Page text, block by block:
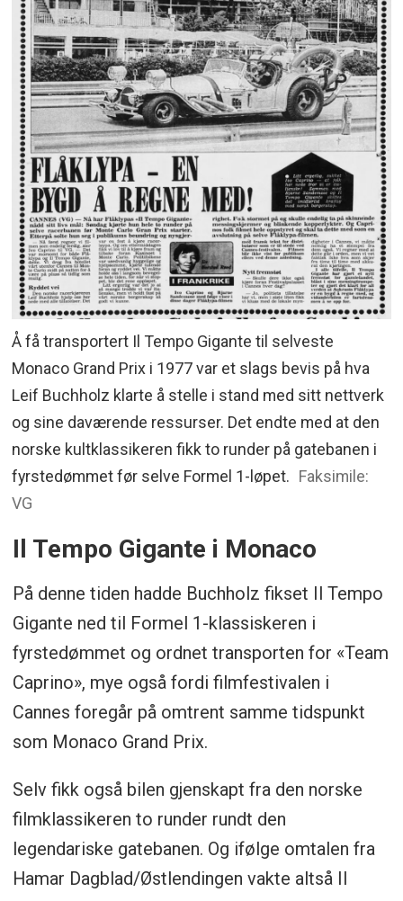
Å få transportert Il Tempo Gigante til selveste
Monaco Grand Prix i 1977 var et slags bevis på hva
Leif Buchholz klarte å stelle i stand med sitt nettverk
og sine daværende ressurser. Det endte med at den
norske kultklassikeren fikk to runder på gatebanen i
fyrstedømmet før selve Formel 1-løpet. Faksimile:
VG
Il Tempo Gigante i Monaco
På denne tiden hadde Buchholz fikset Il Tempo
Gigante ned til Formel 1-klassiskeren i
fyrstedømmet og ordnet transporten for «Team
Caprino», mye også fordi filmfestivalen i
Cannes foregår på omtrent samme tidspunkt
som Monaco Grand Prix.
Selv fikk også bilen gjenskapt fra den norske
filmklassikeren to runder rundt den
legendariske gatebanen. Og ifølge omtalen fra
Hamar Dagblad/Østlendingen vakte altså Il